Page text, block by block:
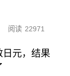
阅读 22971
日元，结果